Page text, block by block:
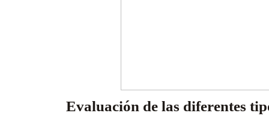
Evaluación de las diferentes